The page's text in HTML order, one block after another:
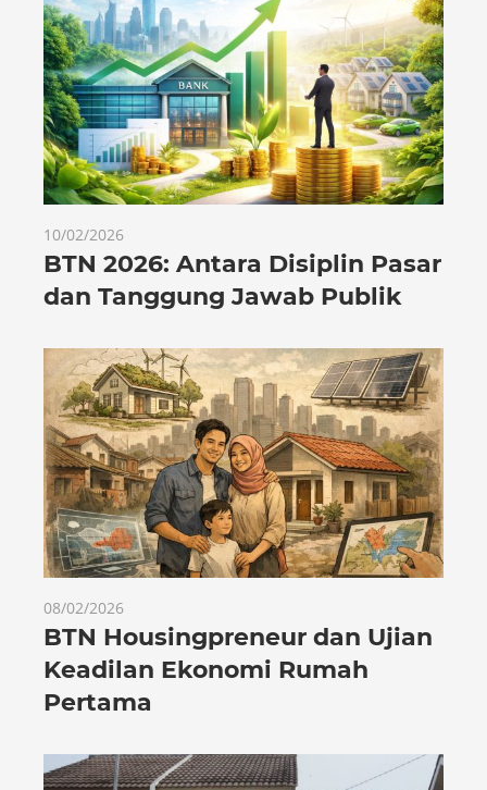
10/02/2026
BTN 2026: Antara Disiplin Pasar
dan Tanggung Jawab Publik
08/02/2026
BTN Housingpreneur dan Ujian
Keadilan Ekonomi Rumah
Pertama